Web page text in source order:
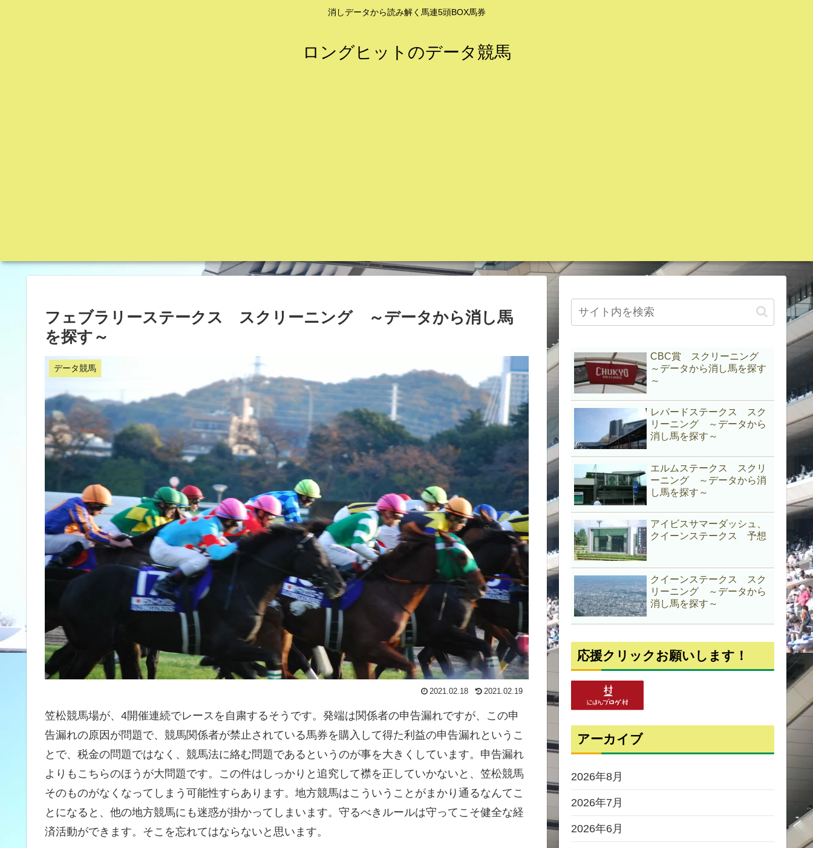
消しデータから読み解く馬連5頭BOX馬券
ロングヒットのデータ競馬
フェブラリーステークス スクリーニング ～データから消し馬
を探す～
データ競馬
2021.02.18 2021.02.19
笠松競馬場が、4開催連続でレースを自粛するそうです。発端は関係者の申告漏れですが、この申
告漏れの原因が問題で、競馬関係者が禁止されている馬券を購入して得た利益の申告漏れというこ
とで、税金の問題ではなく、競馬法に絡む問題であるというのが事を大きくしています。申告漏れ
よりもこちらのほうが大問題です。この件はしっかりと追究して襟を正していかないと、笠松競馬
そのものがなくなってしまう可能性すらあります。地方競馬はこういうことがまかり通るなんてこ
とになると、他の地方競馬にも迷惑が掛かってしまいます。守るべきルールは守ってこそ健全な経
済活動ができます。そこを忘れてはならないと思います。
CBC賞 スクリーニング
～データから消し馬を探す
～
レパードステークス スク
リーニング ～データから
消し馬を探す～
エルムステークス スクリ
ーニング ～データから消
し馬を探す～
アイビスサマーダッシュ、
クイーンステークス 予想
クイーンステークス スク
リーニング ～データから
消し馬を探す～
応援クリックお願いします！
アーカイブ
2026年8月
2026年7月
2026年6月